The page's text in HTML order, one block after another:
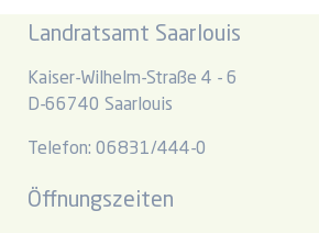
Landratsamt Saarlouis
Kaiser-Wilhelm-Straße 4 - 6
D-66740 Saarlouis
Telefon: 06831/444-0
Öffnungszeiten